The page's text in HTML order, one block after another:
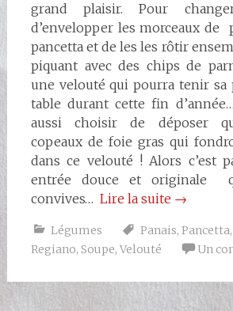
grand plaisir. Pour
d’envelopper les morceaux de
pancetta et de les les rôtir
piquant avec des chips de
une velouté qui pourra tenir sa
table durant cette fin
aussi choisir de déposer
copeaux de foie gras qui
dans ce velouté ! Alors c’est
entrée douce et originale
convives… Lire la suite →
Légumes Panais, Pancetta,
Regiano, Soupe, Velouté Un